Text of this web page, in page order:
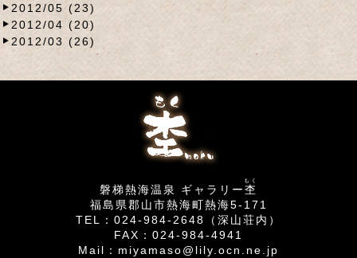
2012/05 (23)
2012/04 (20)
2012/03 (26)
磐梯熱海温泉 ギャラリー杢
もく
福島県郡山市熱海町熱海5-171
TEL：024-984-2648（深山荘内）
FAX：024-984-4941
Mail： miyamaso@lily.ocn.ne.jp